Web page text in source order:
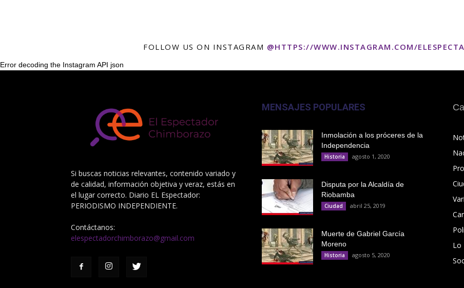
FOLLOW US ON INSTAGRAM @HTTPS://WWW.INSTAGRAM.COM/
Error decoding the Instagram API json
Si buscas noticias relevantes, contenido variado y
de calidad, información objetiva y veraz, estás en
el lugar correcto. Diario EL Espectador:
PERIODISMO INDEPENDIENTE.
Contáctanos:
elespectadorchimborazo@gmail.com
MENSAJES POPULARES
Inmolación a los próceres de la
Independencia
Historia agosto 1, 2020
Disputa por la Alcaldía de
Riobamba
Ciudad abril 25, 2019
Muerte de Gabriel García
Moreno
Historia agosto 5, 2020
Lo